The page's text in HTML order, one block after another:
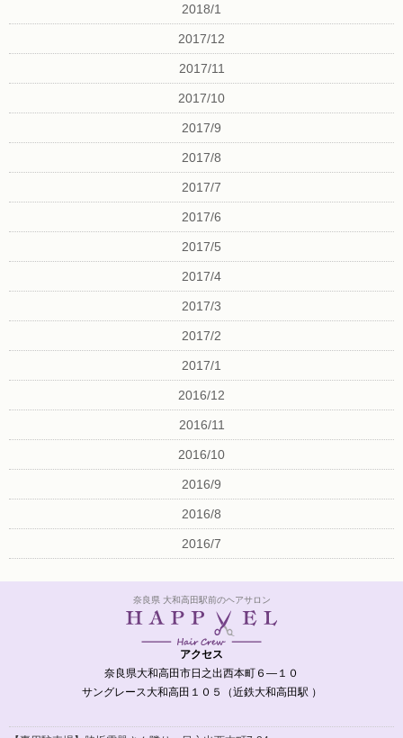
2018/1
2017/12
2017/11
2017/10
2017/9
2017/8
2017/7
2017/6
2017/5
2017/4
2017/3
2017/2
2017/1
2016/12
2016/11
2016/10
2016/9
2016/8
2016/7
奈良県 大和高田駅前のヘアサロン
アクセス
奈良県大和高田市日之出西本町６―１０
サングレース大和高田１０５（近鉄大和高田駅 ）